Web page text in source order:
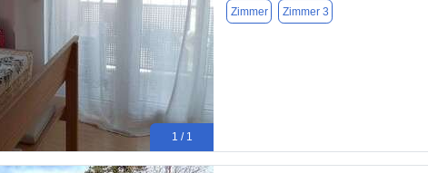
1 / 1
Zimmer Zimmer 3